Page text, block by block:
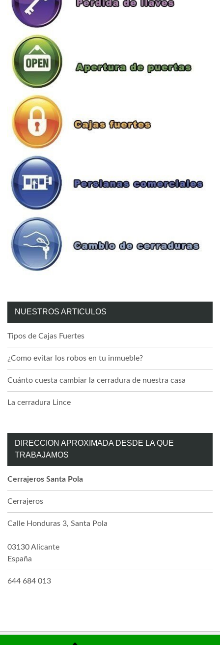
NUESTROS ARTICULOS
Tipos de Cajas Fuertes
¿Como evitar los robos en tu inmueble?
Cuánto cuesta cambiar la cerradura de nuestra casa
La cerradura Lince
DIRECCION APROXIMADA DESDE LA QUE
TRABAJAMOS
Cerrajeros Santa Pola
Cerrajeros
Calle Honduras 3, Santa Pola
03130Alicante
España
644 684 013